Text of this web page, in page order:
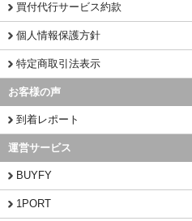
買付代行サービス約款
個人情報保護方針
特定商取引法表示
お客様の声
到着レポート
運営サービス
BUYFY
1PORT